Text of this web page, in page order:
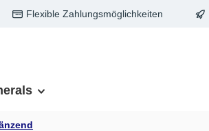
Flexible Zahlungsmöglichkeiten